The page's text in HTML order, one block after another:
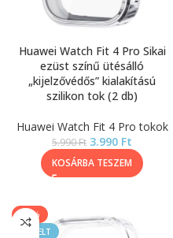
Huawei Watch Fit 4 Pro Sikai
ezüst színű ütésálló
„kijelzővédős” kialakítású
szilikon tok (2 db)
Huawei Watch Fit 4 Pro tokok
5.990Ft 3.990 Ft
KOSÁRBA TESZEM
-40%
KIEMELT